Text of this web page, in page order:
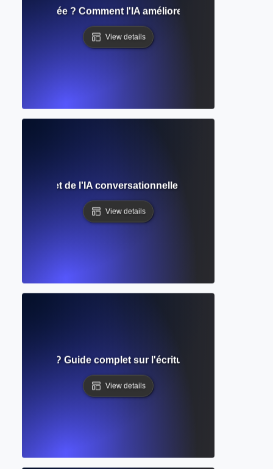
automatisée ? Comment l'IA améliore la grammaire, le
View details
complet de l'IA conversationnelle d'OpenAI pour
View details
contenu ? Guide complet sur l'écriture et
View details